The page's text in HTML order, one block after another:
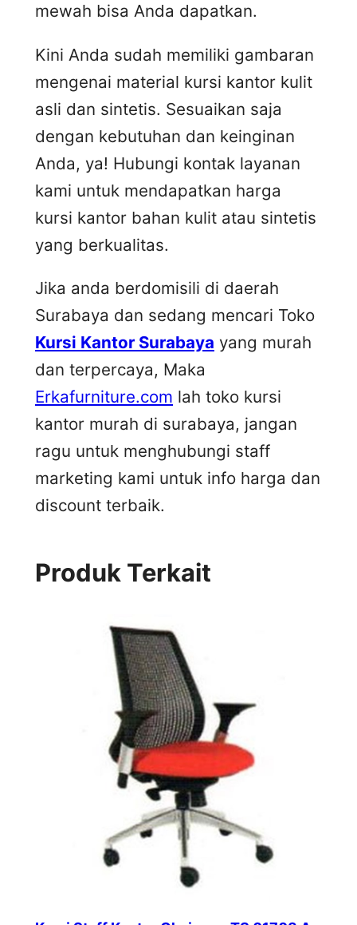
mewah bisa Anda dapatkan.
Kini Anda sudah memiliki gambaran
mengenai material kursi kantor kulit
asli dan sintetis. Sesuaikan saja
dengan kebutuhan dan keinginan
Anda, ya! Hubungi kontak layanan
kami untuk mendapatkan harga
kursi kantor bahan kulit atau sintetis
yang berkualitas.
Jika anda berdomisili di daerah
Surabaya dan sedang mencari Toko
Kursi Kantor Surabaya yang murah
dan terpercaya, Maka
Erkafurniture.com lah toko kursi
kantor murah di surabaya, jangan
ragu untuk menghubungi staff
marketing kami untuk info harga dan
discount terbaik.
Produk Terkait